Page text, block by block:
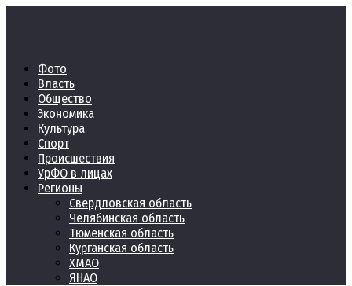
Фото
Власть
Общество
Экономика
Культура
Спорт
Происшествия
УрФО в лицах
Регионы
Свердловская область
Челябинская область
Тюменская область
Курганская область
ХМАО
ЯНАО